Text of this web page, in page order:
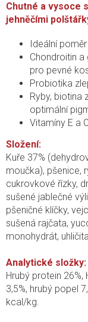
Chutné a vysoce
jehněčími
Ideální
Chondroitin
pro pevné
Probiotika
Ryby, biotina
optimální
Vitamíny E a
Složení:
Kuře 37%
moučka), pšenice,
cukrovkové řízky,
sušené jablečné
pšeničné klíčky,
sušená rajčata,
monohydrát,
Analytické složky:
Hrubý protein 26%,
3,5%, hrubý popel
kcal/kg.